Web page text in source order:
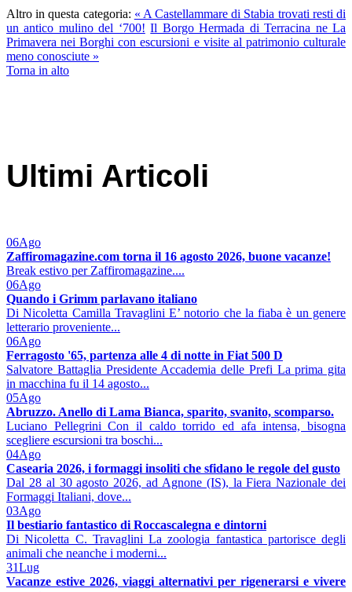
Altro in questa categoria: « A Castellammare di Stabia trovati resti di
un antico mulino del ‘700! Il Borgo Hermada di Terracina ne La
Primavera nei Borghi con escursioni e visite al patrimonio culturale
meno conosciute »
Torna in alto
Ultimi Articoli
06Ago
Zaffiromagazine.com torna il 16 agosto 2026, buone vacanze!
Break estivo per Zaffiromagazine....
06Ago
Quando i Grimm parlavano italiano
Di Nicoletta Camilla Travaglini E’ notorio che la fiaba è un genere
letterario proveniente...
06Ago
Ferragosto '65, partenza alle 4 di notte in Fiat 500 D
Salvatore Battaglia Presidente Accademia delle Prefi La prima gita
in macchina fu il 14 agosto...
05Ago
Abruzzo. Anello di Lama Bianca, sparito, svanito, scomparso.
Luciano Pellegrini Con il caldo torrido ed afa intensa, bisogna
scegliere escursioni tra boschi...
04Ago
Casearia 2026, i formaggi insoliti che sfidano le regole del gusto
Dal 28 al 30 agosto 2026, ad Agnone (IS), la Fiera Nazionale dei
Formaggi Italiani, dove...
03Ago
Il bestiario fantastico di Roccascalegna e dintorni
Di Nicoletta C. Travaglini La zoologia fantastica partorisce degli
animali che neanche i moderni...
31Lug
Vacanze estive 2026, viaggi alternativi per rigenerarsi e vivere